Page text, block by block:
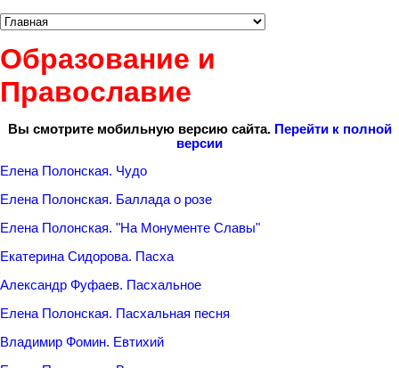
Образование и
Православие
Вы смотрите мобильную версию сайта. Перейти к полной
версии
Елена Полонская. Чудо
Елена Полонская. Баллада о розе
Елена Полонская. "На Монументе Славы"
Екатерина Сидорова. Пасха
Александр Фуфаев. Пасхальное
Елена Полонская. Пасхальная песня
Владимир Фомин. Евтихий